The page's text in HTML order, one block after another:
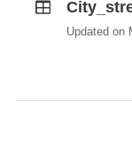
Updated on